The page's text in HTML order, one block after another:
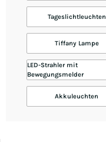
Tageslichtleuchten
Tiffany Lampe
LED-Strahler mit
Bewegungsmelder
Akkuleuchten